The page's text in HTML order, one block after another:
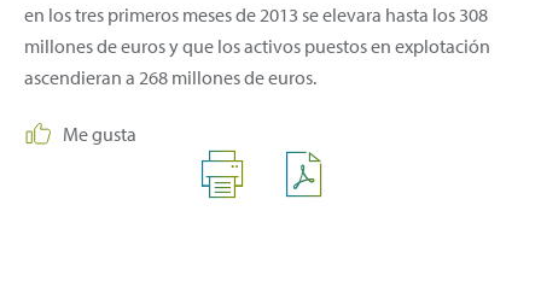
en los tres primeros meses de 2013 se elevara hasta los 308
millones de euros y que los activos puestos en explotación
ascendieran a 268 millones de euros.
Me gusta